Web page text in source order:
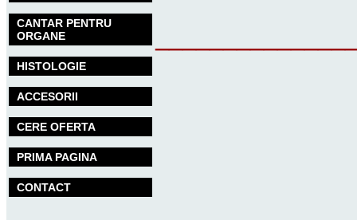
CANTAR PENTRU
ORGANE
HISTOLOGIE
ACCESORII
CERE OFERTA
PRIMA PAGINA
CONTACT